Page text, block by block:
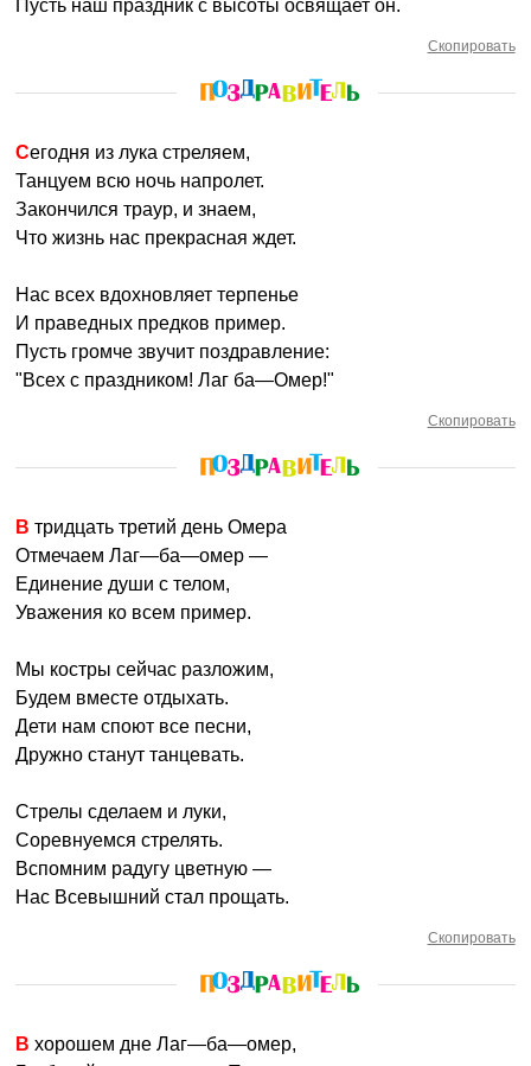
Пусть наш праздник с высоты освящает он.
Скопировать
Сегодня из лука стреляем,
Танцуем всю ночь напролет.
Закончился траур, и знаем,
Что жизнь нас прекрасная ждет.
Нас всех вдохновляет терпенье
И праведных предков пример.
Пусть громче звучит поздравление:
"Всех с праздником! Лаг ба—Омер!"
Скопировать
В тридцать третий день Омера
Отмечаем Лаг—ба—омер —
Единение души с телом,
Уважения ко всем пример.
Мы костры сейчас разложим,
Будем вместе отдыхать.
Дети нам споют все песни,
Дружно станут танцевать.
Стрелы сделаем и луки,
Соревнуемся стрелять.
Вспомним радугу цветную —
Нас Всевышний стал прощать.
Скопировать
В хорошем дне Лаг—ба—омер,